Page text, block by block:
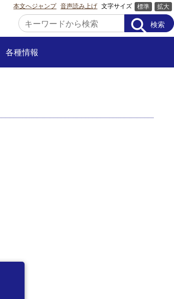
本文へジャンプ 音声読み上げ 文字サイズ 標準 拡大
search検索
各種情報